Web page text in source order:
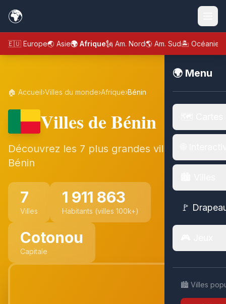
🌍
🇪🇺 Europe🌏 Asie🌍 Afrique🗽 Am. Nord🌎 Am. Sud🏝️ Océanie
🌍 Menu
🚩
🏙️ Villes
🏠 Accueil›Villes du monde›Afrique›Bénin
Villes de Bénin
Découvrez les 7 plus grandes villes de
Bénin
7
Villes
1 911 863
Habitants (villes 100k+)
Cotonou
Capitale